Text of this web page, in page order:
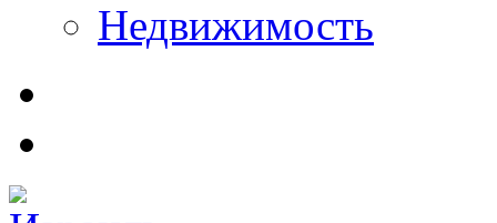
Недвижимость